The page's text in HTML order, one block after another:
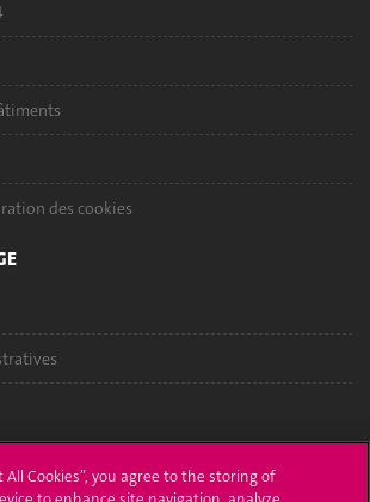
des cookies
All Cookies”, you agree to the storing of